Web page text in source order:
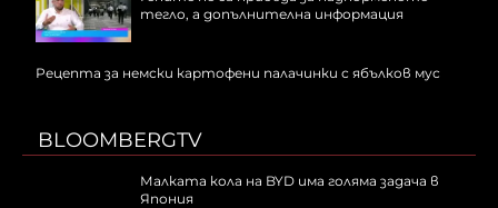
тегло, а допълнителна информация
Рецепта за немски картофени палачинки с ябълков мус
BLOOMBERGTV
Малката кола на BYD има голяма задача в
Япония